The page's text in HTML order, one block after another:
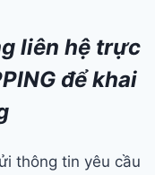
liên hệ trực
để khai
thông tin yêu cầu